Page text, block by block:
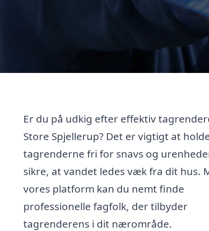
Er du på udkig efter effektiv
Store Spjellerup? Det er vigtigt at
tagrenderne fri for snavs og
sikre, at vandet ledes væk fra dit hus.
vores platform kan du nemt finde
professionelle fagfolk, der tilbyder
tagrenderens i dit nærområde.